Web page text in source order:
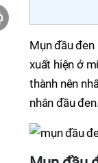
Mụn đầu
xuất hiện ở
thành nên
nhân đầu